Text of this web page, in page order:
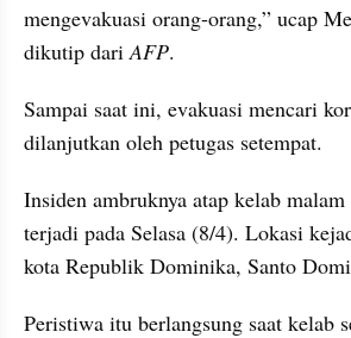
mengevakuasi orang-orang,” ucap
dikutip dari AFP.
Sampai saat ini, evakuasi mencari
dilanjutkan oleh petugas setempat.
Insiden ambruknya atap kelab malam
terjadi pada Selasa (8/4). Lokasi
kota Republik Dominika, Santo
Peristiwa itu berlangsung saat kelab